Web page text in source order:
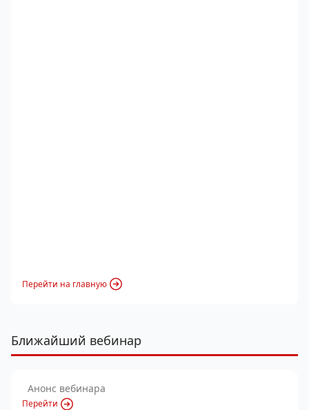
Перейти на главную
Ближайший вебинар
Анонс вебинара
Перейти